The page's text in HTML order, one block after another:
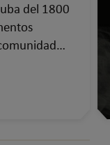
del 1800